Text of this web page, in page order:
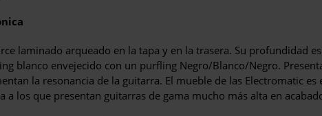
laminado arqueado en la tapa y en la trasera. Su profundidad
blanco envejecido con un purfling Negro/Blanco/Negro.
la resonancia de la guitarra. El mueble de las Electromatic es
a los que presentan guitarras de gama mucho más alta en